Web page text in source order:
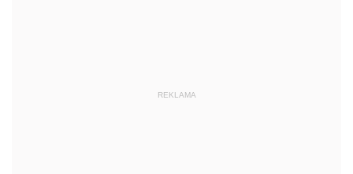
REKLAMA